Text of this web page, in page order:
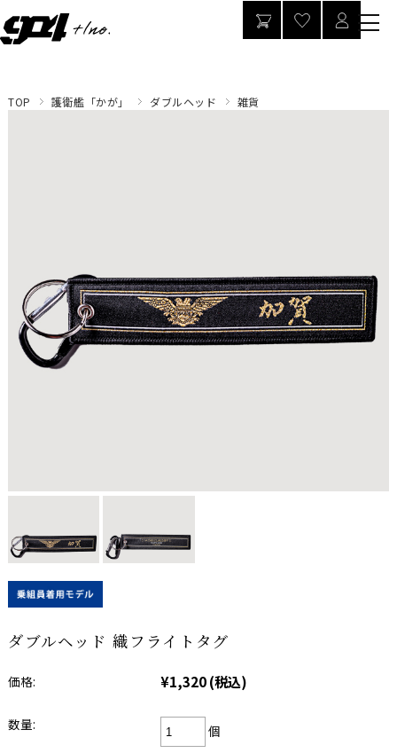
TOP 護衛艦「かが」 ダブルヘッド 雑貨
ダブルヘッド 織フライトタグ
価格: ¥1,320(税込)
数量:
個